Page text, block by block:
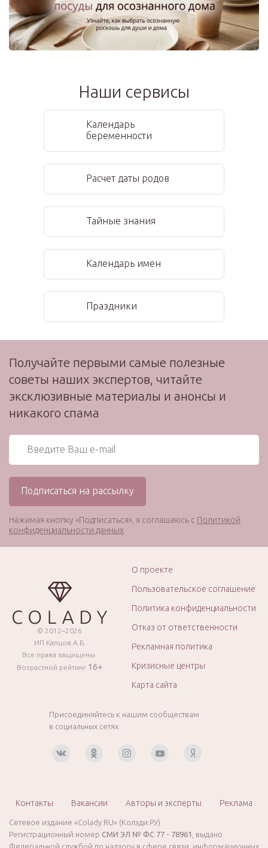
Наши сервисы
Календарь
беременности
Расчет даты родов
Тайные знания
Календарь имен
Праздники
Получайте первыми самые полезные
советы наших экспертов, читайте
эксклюзивные материалы и анонсы и
никакого спама
Нажимая кнопку «Подписаться», я соглашаюсь с Политикой
конфиденциальности данных
© 2012–2026
ИП Капцов А.Б.
Все права защищены.
Возрастной рейтинг 16+
О проекте
Пользовательское соглашение
Политика конфиденциальности
Отказ от ответственности
Рекламная политика
Кризисные центры
Карта сайта
Присоединяйтесь к нашим сообществам
в социальных сетях
Контакты Вакансии Авторы и эксперты Реклама
Сетевое издание «Colady.RU» (Колэди.РУ)
Регистрационный номер СМИ ЭЛ № ФС 77 - 78961
, выдано
Федеральной службой по надзору в сфере связи, информационных